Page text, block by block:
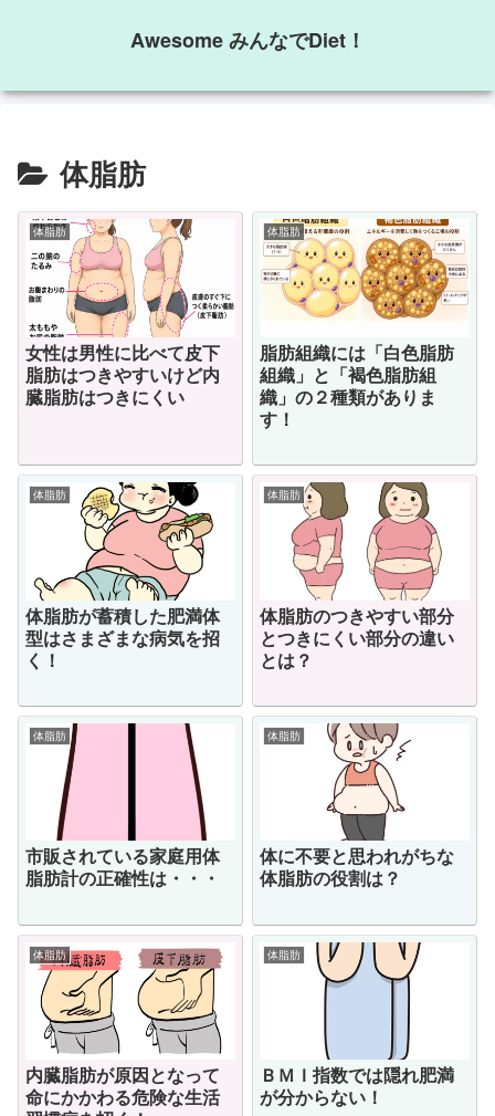
Awesome みんなでDiet！
体脂肪
体脂肪
女性は男性に比べて皮下
脂肪はつきやすいけど内
臓脂肪はつきにくい
体脂肪
脂肪組織には「白色脂肪
組織」と「褐色脂肪組
織」の２種類がありま
す！
体脂肪
体脂肪が蓄積した肥満体
型はさまざまな病気を招
く！
体脂肪
体脂肪のつきやすい部分
とつきにくい部分の違い
とは？
体脂肪
市販されている家庭用体
脂肪計の正確性は・・・
体脂肪
体に不要と思われがちな
体脂肪の役割は？
体脂肪
内臓脂肪が原因となって
命にかかわる危険な生活
体脂肪
ＢＭＩ指数では隠れ肥満
が分からない！